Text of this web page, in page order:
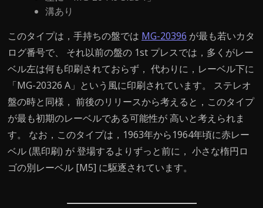
溝あり
このタイプは，手持ちの盤では MG-20396 が最も若いカタ
ログ番号で、 それ以前の盤の 1st プレスでは，多くがレー
ベル左は何も印刷されておらず， 代わりに，レーベル下に
「MG-20326 A」という風に印刷されています。 ステレオ
盤の時と同様， 前後のリリースから考えると，このタイプ
が最も初期のレーベルである可能性が 高いと考えられま
す。 なお，このタイプは，1963年から1964年頃に赤レー
ベル (黒印刷) が 登場するよりずっと前に， 小さな楕円ロ
ゴの別レーベル [M5] に駆逐されています。